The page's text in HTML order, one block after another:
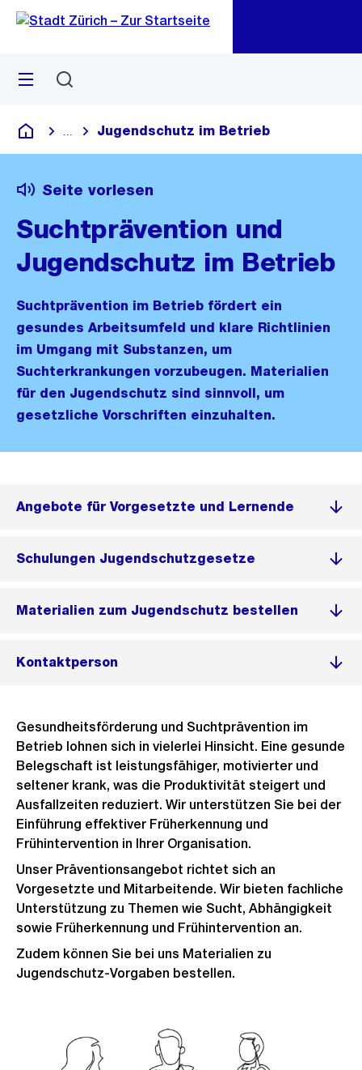
Navigation
Sprunglink
Menü
Deutsch
Blende alle Breadcrumbs ein
Jugendschutz im Betrieb
Seite vorlesen
Suchtprävention und
Jugendschutz im Betrieb
Suchtprävention im Betrieb fördert ein
gesundes Arbeitsumfeld und klare Richtlinien
im Umgang mit Substanzen, um
Suchterkrankungen vorzubeugen. Materialien
für den Jugendschutz sind sinnvoll, um
gesetzliche Vorschriften einzuhalten.
Angebote für Vorgesetzte und Lernende
Schulungen Jugendschutzgesetze
Materialien zum Jugendschutz bestellen
Kontaktperson
Gesundheitsförderung und Suchtprävention im
Betrieb lohnen sich in vielerlei Hinsicht. Eine gesunde
Belegschaft ist leistungsfähiger, motivierter und
seltener krank, was die Produktivität steigert und
Ausfallzeiten reduziert. Wir unterstützen Sie bei der
Einführung effektiver Früherkennung und
Frühintervention in Ihrer Organisation.
Unser Präventionsangebot richtet sich an
Vorgesetzte und Mitarbeitende. Wir bieten fachliche
Unterstützung zu Themen wie Sucht, Abhängigkeit
sowie Früherkennung und Frühintervention an.
Zudem können Sie bei uns Materialien zu
Jugendschutz-Vorgaben bestellen.